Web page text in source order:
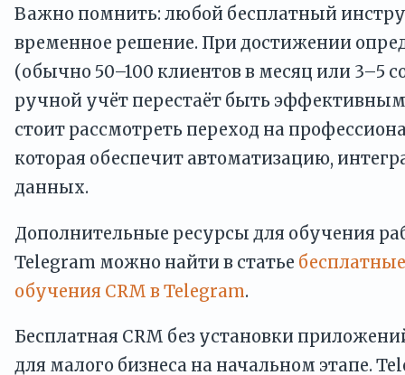
Важно помнить: любой бесплатный
временное решение. При достижении
(обычно 50–100 клиентов в месяц или 3–5
ручной учёт перестаёт быть
стоит рассмотреть переход на
которая обеспечит автоматизацию,
данных.
Дополнительные ресурсы для обучения
Telegram можно найти в статье
обучения CRM в Telegram.
Бесплатная CRM без установки
для малого бизнеса на начальном этапе.